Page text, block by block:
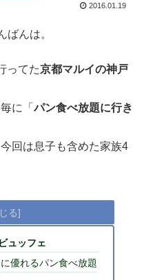
2016.01.19
ばんは。
ってた京都マルイの神戸
に「パン食べ放題に行き
回は息子も含めた家族4
ュッフェ
優れるパン食べ放題